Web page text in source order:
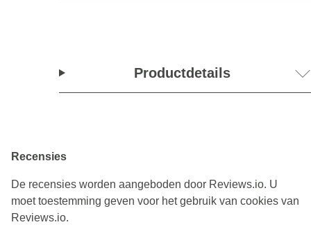
Productdetails
Recensies
De recensies worden aangeboden door Reviews.io. U
moet toestemming geven voor het gebruik van cookies van
Reviews.io.